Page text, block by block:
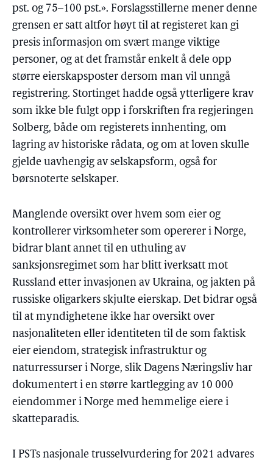
pst. og 75–100 pst.». Forslagsstillerne mener denne
grensen er satt altfor høyt til at registeret kan gi
presis informasjon om svært mange viktige
personer, og at det framstår enkelt å dele opp
større eierskapsposter dersom man vil unngå
registrering. Stortinget hadde også ytterligere krav
som ikke ble fulgt opp i forskriften fra regjeringen
Solberg, både om registerets innhenting, om
lagring av historiske rådata, og om at loven skulle
gjelde uavhengig av selskapsform, også for
børsnoterte selskaper.
Manglende oversikt over hvem som eier og
kontrollerer virksomheter som opererer i Norge,
bidrar blant annet til en uthuling av
sanksjonsregimet som har blitt iverksatt mot
Russland etter invasjonen av Ukraina, og jakten på
russiske oligarkers skjulte eierskap. Det bidrar også
til at myndighetene ikke har oversikt over
nasjonaliteten eller identiteten til de som faktisk
eier eiendom, strategisk infrastruktur og
naturressurser i Norge, slik Dagens Næringsliv har
dokumentert i en større kartlegging av 10 000
eiendommer i Norge med hemmelige eiere i
skatteparadis.
I PSTs nasjonale trusselvurdering for 2021 advares